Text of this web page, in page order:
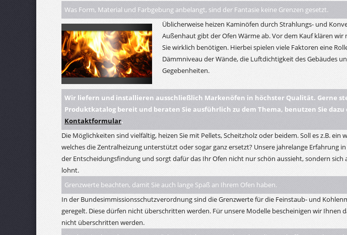
Was Form, Material und Farbgebung anbelangt, sind der Fantasie keine Grenzen gesetzt.
Üblicherweise heizen Kaminöfen durch Strahlungs- und
Außenhaut gibt der Ofen Wärme ab. Vor dem Kauf klären
Sie wirklich benötigen. Hierbei spielen viele Faktoren eine
Dämmniveau der Wände, die Luftdichtigkeit des Gebäudes
Gegebenheiten.
Wir liefern und installieren ausschließlich Markenöfen in höchster Qualität. Gerne
Produktkatalog bereit und beraten Sie ausführlich zu dem Thema, benutzen Sie
Kontaktformular.
Die Möglichkeiten sind vielfältig, heizen Sie mit Pellets, Scheitzholz oder beidem. Soll es z.B. ein
welches die Zentralheizung unterstützt oder sogar ganz ersetzt? Unsere jahrelange Erfahrung
der Entscheidungsfindung und sorgt dafür das Ihr Ofen nicht nur schön aussieht, sondern sich
lohnt.
Grenzwerte beachten, damit Sie auch lange Spaß an Ihrem Ofen haben.
In der Bundesimmissionsschutzverordnung sind die Grenzwerte für die Feinstaub- und
geregelt. Diese dürfen nicht überschritten werden. Für unsere Modelle bescheinigen wir Ihnen
nicht überschritten werden.